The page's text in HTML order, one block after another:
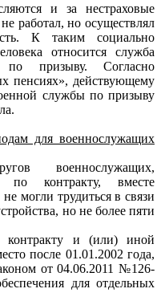
и за нестраховые
работал, но осуществлял
К таким социально
относится служба
призыву. Согласно
пенсиях», действующему
службы по призыву
для военнослужащих
военнослужащих,
по контракту, вместе
могли трудиться в связи
но не более пяти
и (или) иной
после 01.01.2002 года,
от 04.06.2011 №126-
для отдельных